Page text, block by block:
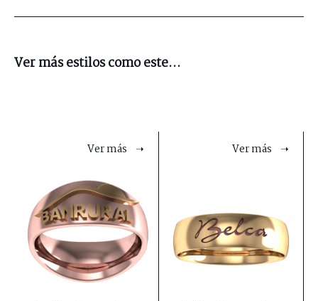
Ver más estilos como este...
Ver más ➝ Ver más ➝